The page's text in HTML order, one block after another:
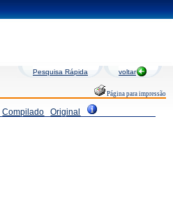
Pesquisa Rápida voltar
Página para impressão
Compilado Original